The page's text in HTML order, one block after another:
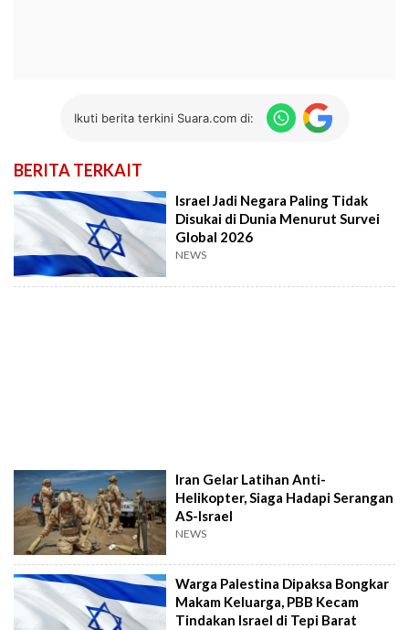
Ikuti berita terkini Suara.com di:
BERITA TERKAIT
Israel Jadi Negara Paling Tidak
Disukai di Dunia Menurut Survei
Global 2026
NEWS
Iran Gelar Latihan Anti-
Helikopter, Siaga Hadapi Serangan
AS-Israel
NEWS
Warga Palestina Dipaksa Bongkar
Makam Keluarga, PBB Kecam
Tindakan Israel di Tepi Barat